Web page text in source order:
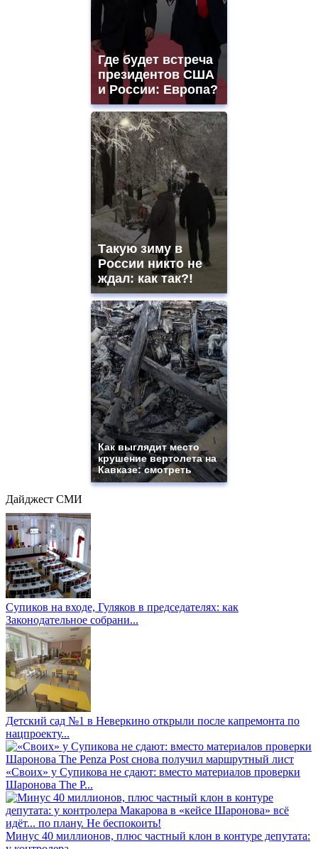
Где будет встреча
президентов США
и России: Европа?
Такую зиму в
России никто не
ждал: как так?!
Как выглядит место
крушение вертолета на
Кавказе: смотреть
Дайджест СМИ
Супиков на входе, Гуляков в председателях: как
Законодательное собрани...
Детский сад №1 в Неверкино открыли после капремонта по
нацпроекту...
«Своих» у Супикова не сдают: вместо материалов проверки
Шаронова The P...
Минус 40 миллионов, плюс частный клон в контуре депутата: